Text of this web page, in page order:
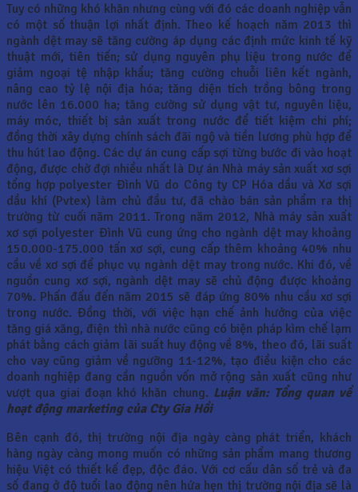
Tuy có những khó khăn nhưng cùng với đó các doanh nghiệp vẫn
có một số thuận lợi nhất định. Theo kế hoạch năm 2013 thì
ngành dệt may sẽ tăng cường áp dụng các định mức kinh tế kỹ
thuật mới, tiên tiến; sử dụng nguyên phụ liệu trong nước để
giảm ngoại tệ nhập khẩu; tăng cường chuỗi liên kết ngành,
nâng cao tỷ lệ nội địa hóa; tăng diện tích trồng bông trong
nước lên 16.000 ha; tăng cường sử dụng vật tư, nguyên liệu,
máy móc, thiết bị sản xuất trong nước để tiết kiệm chi phí;
đồng thời xây dựng chính sách đãi ngộ và tiền lương phù hợp để
thu hút lao động. Các dự án cung cấp sợi từng bước đi vào hoạt
động, được chờ đợi nhiều nhất là Dự án Nhà máy sản xuất xơ sợi
tổng hợp polyester Đình Vũ do Công ty CP Hóa dầu và Xơ sợi
dầu khí (Pvtex) làm chủ đầu tư, đã chào bán sản phẩm ra thị
trường từ cuối năm 2011. Trong năm 2012, Nhà máy sản xuất
xơ sợi polyester Đình Vũ cung ứng cho ngành dệt may khoảng
150.000-175.000 tấn xơ sợi, cung cấp thêm khoảng 40% nhu
cầu về xơ sợi để phục vụ ngành dệt may trong nước. Khi đó, về
nguồn cung xơ sợi, ngành dệt may sẽ chủ động được khoảng
70%. Phấn đấu đến năm 2015 sẽ đáp ứng 80% nhu cầu xơ sợi
trong nước. Đồng thời, với việc hạn chế ảnh hưởng của việc
tăng giá xăng, điện thì nhà nước cũng có biện pháp kìm chế lạm
phát bằng cách giảm lãi suất huy động về 8%, theo đó, lãi suất
cho vay cũng giảm về ngưỡng 11-12%, tạo điều kiện cho các
doanh nghiệp đang cần nguồn vốn mở rộng sản xuất cũng như
vượt qua giai đoạn khó khăn chung. Luận văn: Tổng quan về
hoạt động marketing của Cty Gia Hồi
Bên cạnh đó, thị trường nội địa ngày càng phát triển, khách
hàng ngày càng mong muốn có những sản phẩm mang thương
hiệu Việt có thiết kế đẹp, độc đáo. Với cơ cấu dân số trẻ và đa
số đang ở độ tuổi lao động nên hứa hẹn thị trường nội địa sẽ là